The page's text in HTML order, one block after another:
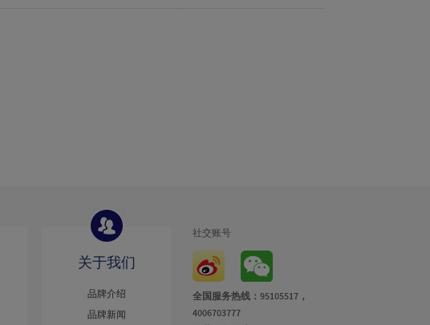
关于我们
品牌介绍
品牌新闻
社交账号
全国服务热线：95105517，
4006703777